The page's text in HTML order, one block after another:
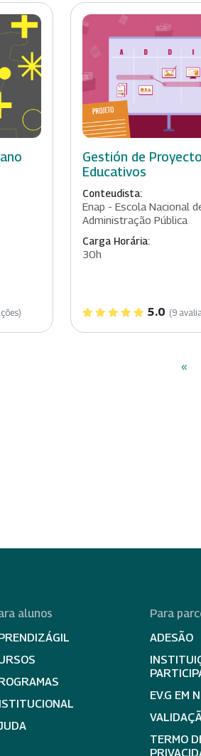
Gestión de
Educativos
Conteudista:
Enap - Escola Nacional
Administração Pública
Carga Horária:
30h
5.0 (9
«
alunos
Para
ADESÃO
EV.G EM
TERMO